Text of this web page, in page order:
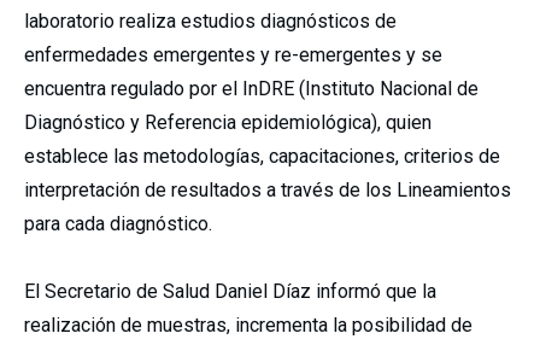
laboratorio realiza estudios diagnósticos de
enfermedades emergentes y re-emergentes y se
encuentra regulado por el InDRE (Instituto Nacional de
Diagnóstico y Referencia epidemiológica), quien
establece las metodologías, capacitaciones, criterios de
interpretación de resultados a través de los Lineamientos
para cada diagnóstico.
El Secretario de Salud Daniel Díaz informó que la
realización de muestras, incrementa la posibilidad de